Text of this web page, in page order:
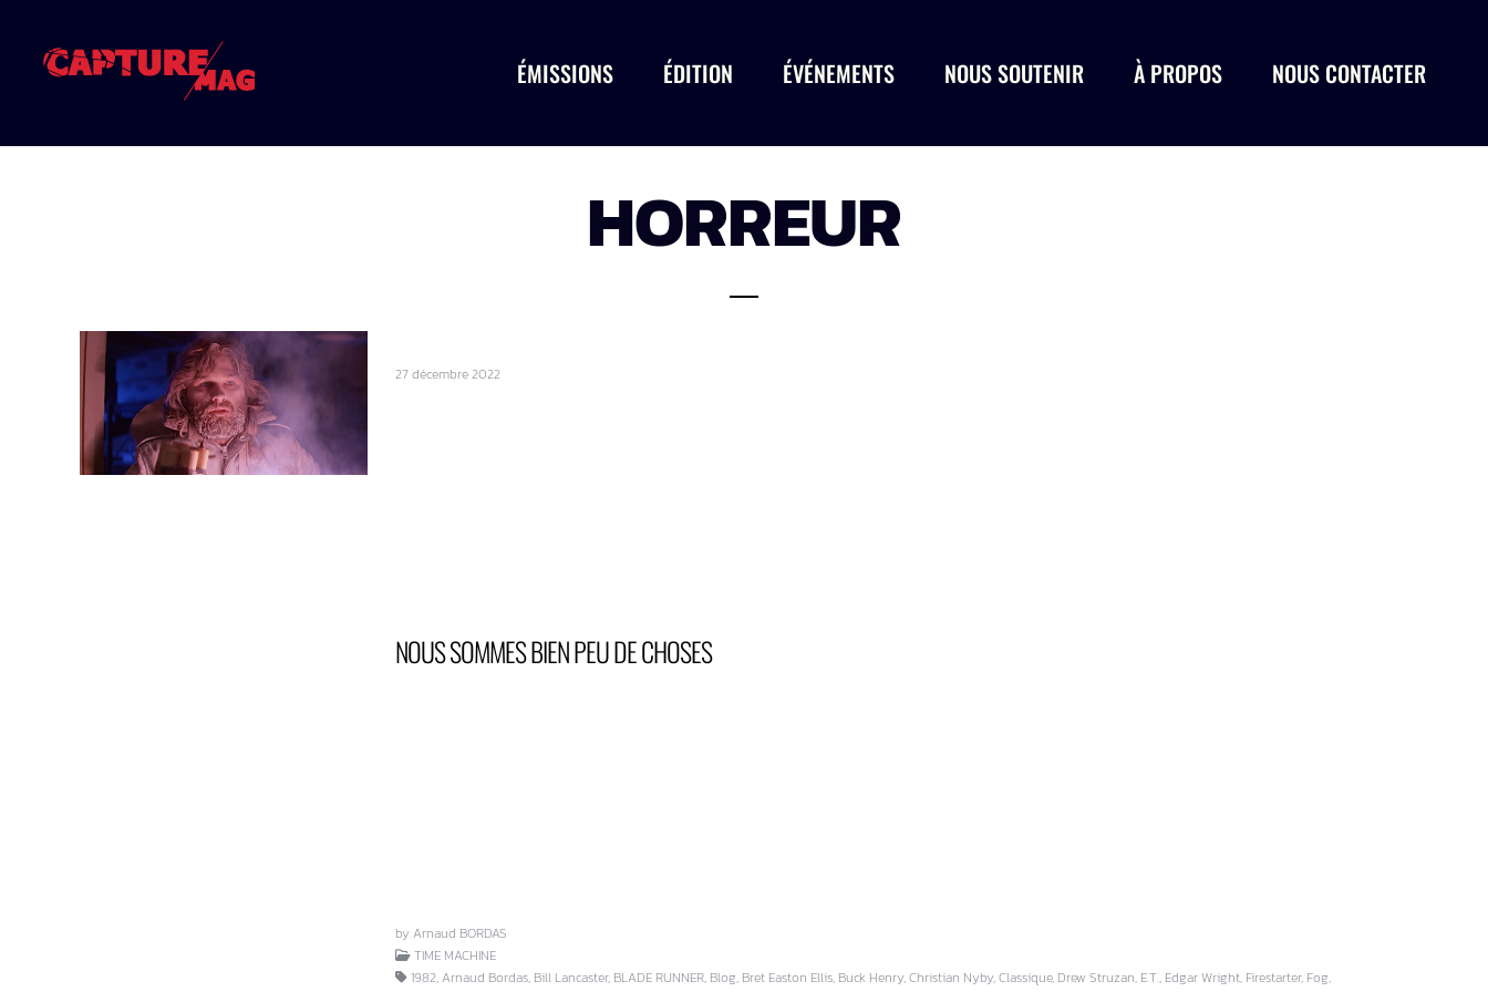
ÉMISSIONS ÉDITION ÉVÉNEMENTS NOUS SOUTENIR À PROPOS NOUS CONTACTER
HORREUR
27 décembre 2022
NOUS SOMMES BIEN PEU DE CHOSES
by Arnaud BORDAS
TIME MACHINE
1982, Arnaud Bordas, Bill Lancaster, BLADE RUNNER, Blog, Bret Easton Ellis, Buck Henry, Christian Nyby, Classique, Drew Struzan, E.T., Edgar Wright, Firestarter, Fog,